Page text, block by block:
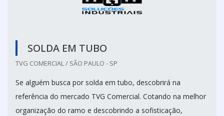
SOLDA EM TUBO
TVG COMERCIAL / SÃO PAULO - SP
Se alguém busca por solda em tubo, descobrirá na
referência do mercado TVG Comercial. Cotando na melhor
organização do ramo e descobrindo a sofisticação,